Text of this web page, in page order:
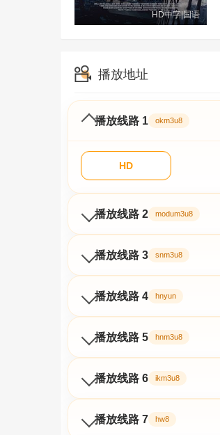
HD中字|国语
播放地址
播放线路 1 okm3u8
HD
播放线路 2 modum3u8
播放线路 3 snm3u8
播放线路 4 hnyun
播放线路 5 hnm3u8
播放线路 6 ikm3u8
播放线路 7 hw8